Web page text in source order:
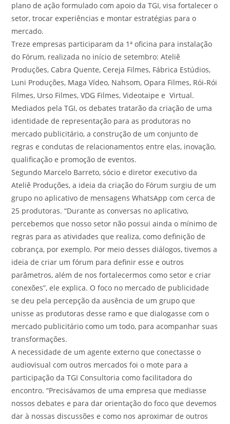
plano de ação formulado com apoio da TGI, visa fortalecer o
setor, trocar experiências e montar estratégias para o
mercado.
Treze empresas participaram da 1ª oficina para instalação
do Fórum, realizada no início de setembro: Ateliê
Produções, Cabra Quente, Cereja Filmes, Fábrica Estúdios,
Luni Produções, Maga Vídeo, Nahsom, Opara Filmes, Rói-Rói
Filmes, Urso Filmes, VDG Filmes, Videotaipe e Virtual.
Mediados pela TGI, os debates tratarão da criação de uma
identidade de representação para as produtoras no
mercado publicitário, a construção de um conjunto de
regras e condutas de relacionamentos entre elas, inovação,
qualificação e promoção de eventos.
Segundo Marcelo Barreto, sócio e diretor executivo da
Ateliê Produções, a ideia da criação do Fórum surgiu de um
grupo no aplicativo de mensagens WhatsApp com cerca de
25 produtoras. “Durante as conversas no aplicativo,
percebemos que nosso setor não possui ainda o mínimo de
regras para as atividades que realiza, como definição de
cobrança, por exemplo. Por meio desses diálogos, tivemos a
ideia de criar um fórum para definir esse e outros
parâmetros, além de nos fortalecermos como setor e criar
conexões”, ele explica. O foco no mercado de publicidade
se deu pela percepção da ausência de um grupo que
unisse as produtoras desse ramo e que dialogasse com o
mercado publicitário como um todo, para acompanhar suas
transformações.
A necessidade de um agente externo que conectasse o
audiovisual com outros mercados foi o mote para a
participação da TGI Consultoria como facilitadora do
encontro. “Precisávamos de uma empresa que mediasse
nossos debates e para dar orientação do foco que devemos
dar à nossas discussões e como nos aproximar de outros